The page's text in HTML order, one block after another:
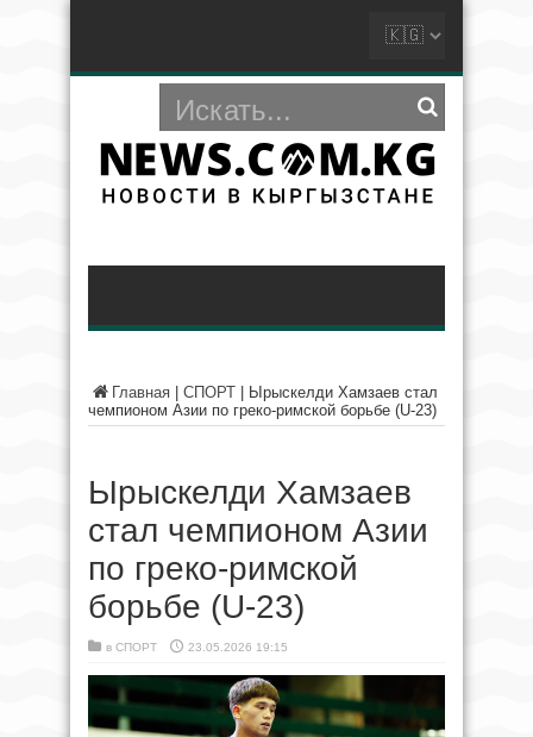
Главная СПОРТ
Ырыскелди Хамзаев стал
чемпионом Азии по греко-римской борьбе (U-23)
Ырыскелди Хамзаев
стал чемпионом Азии
по греко-римской
борьбе (U-23)
в СПОРТ 23.05.2026 19:15